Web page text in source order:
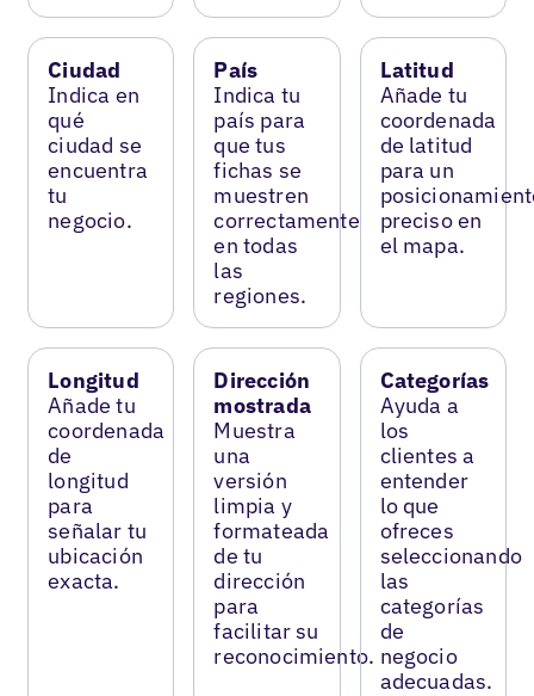
Ciudad
Indica en
qué
ciudad se
encuentra
tu
negocio.
País
Indica tu
país para
que tus
fichas se
muestren
correctamente
en todas
las
regiones.
Latitud
Añade tu
coordenada
de latitud
para un
preciso en
el mapa.
Longitud
Añade tu
coordenada
de
longitud
para
señalar tu
ubicación
exacta.
Dirección
mostrada
Muestra
una
versión
limpia y
formateada
de tu
dirección
para
facilitar su
reconocimiento.
Categorías
Ayuda a
los
clientes a
entender
lo que
ofreces
seleccionando
las
categorías
de
negocio
adecuadas.